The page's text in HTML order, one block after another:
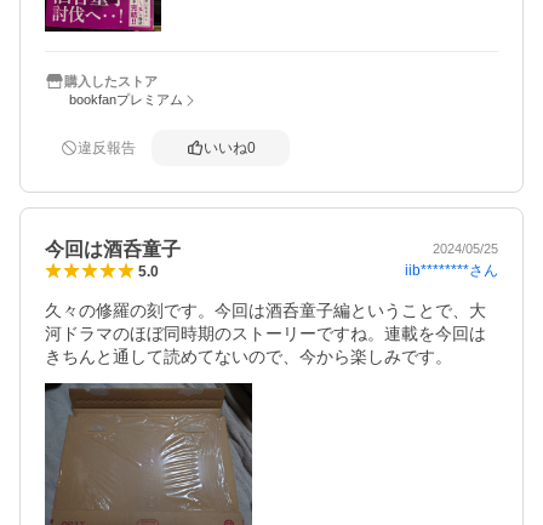
購入したストア
bookfanプレミアム
違反報告 いいね0
今回は酒呑童子 2024/05/25
5.0 iib********さん
久々の修羅の刻です。今回は酒呑童子編ということで、大
河ドラマのほぼ同時期のストーリーですね。連載を今回は
きちんと通して読めてないので、今から楽しみです。